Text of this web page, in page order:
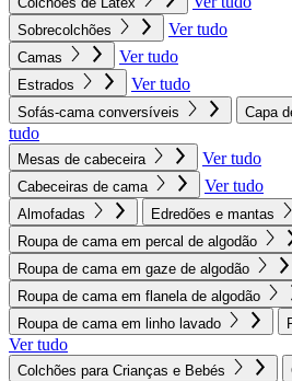
Sobrecolchões Ver tudo
Camas Ver tudo
Estrados Ver tudo
Sofás-cama conversíveis Capa
tudo
Mesas de cabeceira Ver tudo
Cabeceiras de cama Ver tudo
Almofadas Edredões e mantas
Roupa de cama em percal de algodão
Roupa de cama em gaze de algodão
Roupa de cama em flanela de algodão
Roupa de cama em linho lavado
Ver tudo
Colchões para Crianças e Bebés